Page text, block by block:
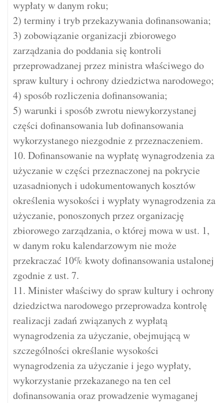
wypłaty w danym roku;
2) terminy i tryb przekazywania dofinansowania;
3) zobowiązanie organizacji zbiorowego
zarządzania do poddania się kontroli
przeprowadzanej przez ministra właściwego do
spraw kultury i ochrony dziedzictwa narodowego;
4) sposób rozliczenia dofinansowania;
5) warunki i sposób zwrotu niewykorzystanej
części dofinansowania lub dofinansowania
wykorzystanego niezgodnie z przeznaczeniem.
10. Dofinansowanie na wypłatę wynagrodzenia za
użyczanie w części przeznaczonej na pokrycie
uzasadnionych i udokumentowanych kosztów
określenia wysokości i wypłaty wynagrodzenia za
użyczanie, ponoszonych przez organizację
zbiorowego zarządzania, o której mowa w ust. 1,
w danym roku kalendarzowym nie może
przekraczać 10% kwoty dofinansowania ustalonej
zgodnie z ust. 7.
11. Minister właściwy do spraw kultury i ochrony
dziedzictwa narodowego przeprowadza kontrolę
realizacji zadań związanych z wypłatą
wynagrodzenia za użyczanie, obejmującą w
szczególności określanie wysokości
wynagrodzenia za użyczanie i jego wypłaty,
wykorzystanie przekazanego na ten cel
dofinansowania oraz prowadzenie wymaganej